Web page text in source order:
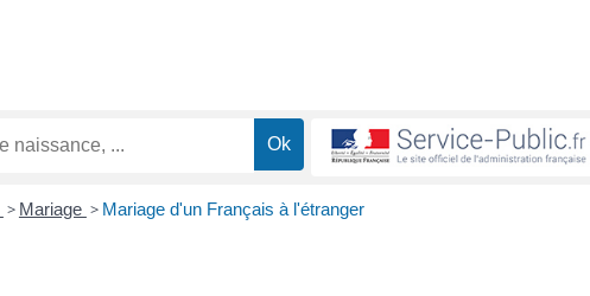
> Mariage > Mariage d'un Français à l'étranger